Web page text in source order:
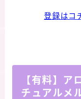
登録はコ
【有料】ア
チュアルメ